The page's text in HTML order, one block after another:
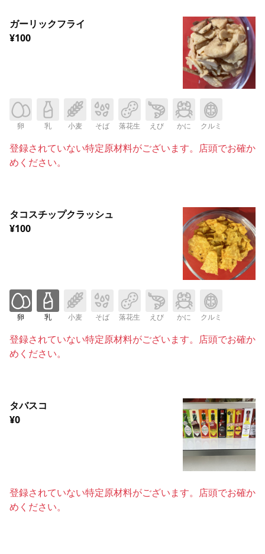
ガーリックフライ
¥100
卵 乳 小麦 そば 落花生 えび かに クルミ
登録されていない特定原材料がございます。店頭でお確か
めください。
タコスチップクラッシュ
¥100
卵 乳 小麦 そば 落花生 えび かに クルミ
登録されていない特定原材料がございます。店頭でお確か
めください。
タバスコ
¥0
登録されていない特定原材料がございます。店頭でお確か
めください。